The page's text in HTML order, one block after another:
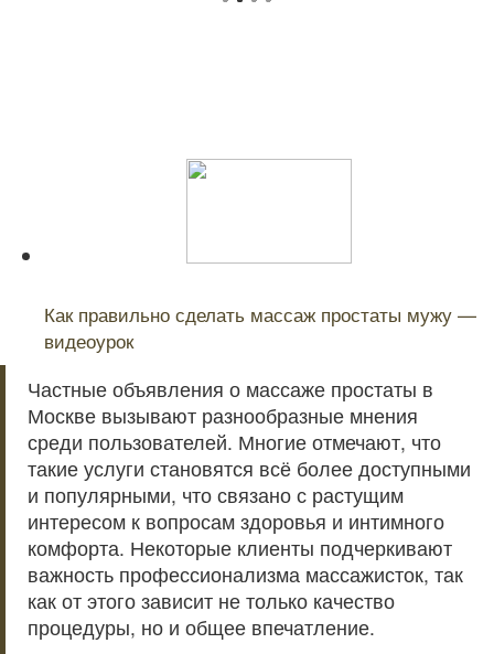
Как правильно сделать массаж простаты мужу —
видеоурок
Частные объявления о массаже простаты в
Москве вызывают разнообразные мнения
среди пользователей. Многие отмечают, что
такие услуги становятся всё более доступными
и популярными, что связано с растущим
интересом к вопросам здоровья и интимного
комфорта. Некоторые клиенты подчеркивают
важность профессионализма массажисток, так
как от этого зависит не только качество
процедуры, но и общее впечатление.